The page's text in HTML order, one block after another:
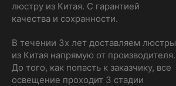
люстру из Китая. С гарантией
качества и сохранности.
В течении 3х лет доставляем люстры
из Китая напрямую от производителя.
До того, как попасть к заказчику, все
освещение проходит 3 стадии